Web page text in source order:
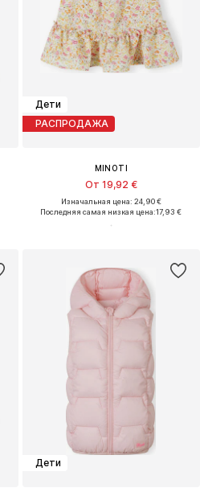
Дети
РАСПРОДАЖА
MINOTI
От 19,92 €
Изначальная цена: 24,90 €
Последняя самая низкая цена:17,93 €
Дети